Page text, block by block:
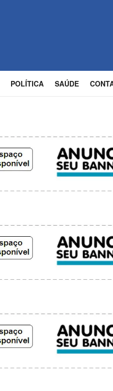
POLÍTICA SAÚDE